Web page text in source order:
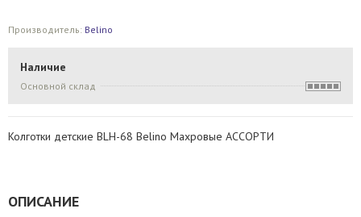
Производитель: Belino
Наличие
Основной склад
Колготки детские BLH-68 Belino Махровые АССОРТИ
ОПИСАНИЕ